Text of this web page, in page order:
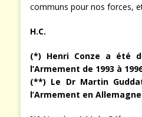
pour l’hélicoptèreTigre, les
(*) Henri Conze a été
l’Armement de 1993 à
(**) Le Dr Martin